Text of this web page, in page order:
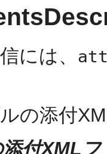
には、
の添付
付XMLフ